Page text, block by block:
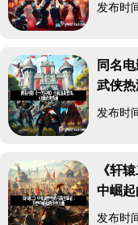
发布时
同名
武侠热
发布时
《轩
中崛
发布时